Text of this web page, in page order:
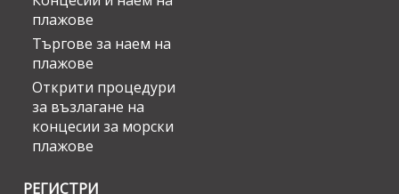
плажове
Търгове за наем на
плажове
Открити процедури
за възлагане на
концесии за морски
плажове
РЕГИСТРИ